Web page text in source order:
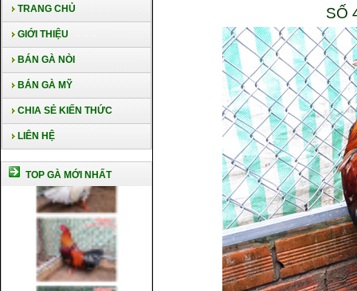
TRANG CHỦ
GIỚI THIỆU
BÁN GÀ NÒI
BÁN GÀ MỸ
CHIA SẺ KIẾN THỨC
LIÊN HỆ
TOP GÀ MỚI NHẤT
SỐ